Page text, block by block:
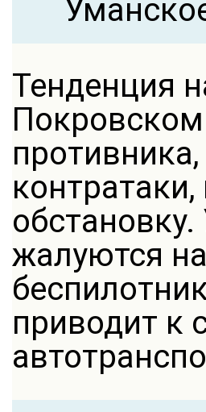
Тенденция
Покровском
жалуются
приводит к